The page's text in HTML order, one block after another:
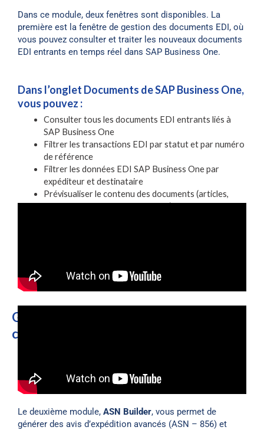
Dans ce module, deux fenêtres sont disponibles. La
première est la fenêtre de gestion des documents EDI, où
vous pouvez consulter et traiter les nouveaux documents
EDI entrants en temps réel dans SAP Business One.
Dans l’onglet Documents de SAP Business One,
vous pouvez :
Consulter tous les documents EDI entrants liés à
SAP Business One
Filtrer les transactions EDI par statut et par numéro
de référence
Filtrer les données EDI SAP Business One par
expéditeur et destinataire
Prévisualiser le contenu des documents (articles,
descriptions, prix SAP et prix EDI)
Générateur d’ASN – Intégration
complète des transporteurs
Le deuxième module, ASN Builder, vous permet de
générer des avis d’expédition avancés (ASN – 856) et